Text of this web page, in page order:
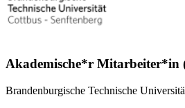
Akademische*r Mitarbeiter*in
Brandenburgische Technische